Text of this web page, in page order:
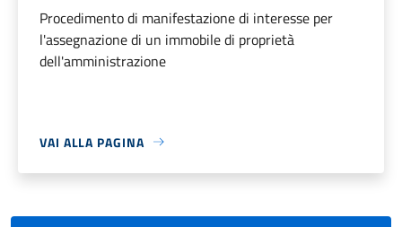
Procedimento di manifestazione di interesse per
l'assegnazione di un immobile di proprietà
dell'amministrazione
VAI ALLA PAGINA